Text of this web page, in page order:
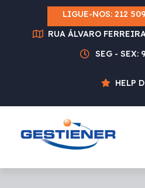
LIGUE-NOS: 212
RUA ÁLVARO
SEG - SEX:
HELP